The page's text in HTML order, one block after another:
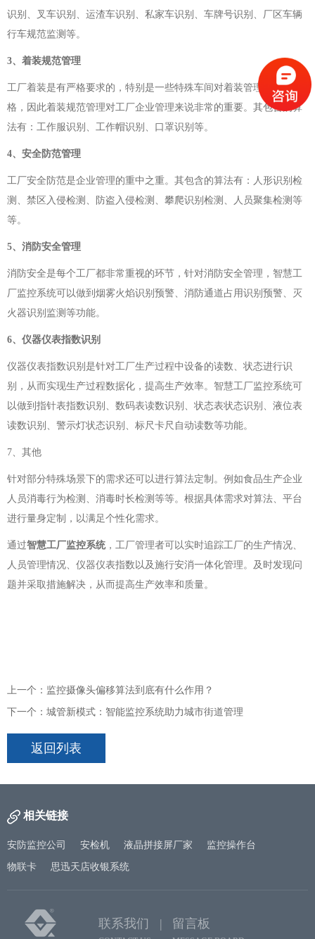
识别、叉车识别、运渣车识别、私家车识别、车牌号识别、厂区车辆
行车规范监测等。
3、着装规范管理
工厂着装是有严格要求的，特别是一些特殊车间对着装管理更加严
格，因此着装规范管理对工厂企业管理来说非常的重要。其包含的算
法有：工作服识别、工作帽识别、口罩识别等。
4、安全防范管理
工厂安全防范是企业管理的重中之重。其包含的算法有：人形识别检
测、禁区入侵检测、防盗入侵检测、攀爬识别检测、人员聚集检测等
等。
5、消防安全管理
消防安全是每个工厂都非常重视的环节，针对消防安全管理，智慧工
厂监控系统可以做到烟雾火焰识别预警、消防通道占用识别预警、灭
火器识别监测等功能。
6、仪器仪表指数识别
仪器仪表指数识别是针对工厂生产过程中设备的读数、状态进行识
别，从而实现生产过程数据化，提高生产效率。智慧工厂监控系统可
以做到指针表指数识别、数码表读数识别、状态表状态识别、液位表
读数识别、警示灯状态识别、标尺卡尺自动读数等功能。
7、其他
针对部分特殊场景下的需求还可以进行算法定制。例如食品生产企业
人员消毒行为检测、消毒时长检测等等。根据具体需求对算法、平台
进行量身定制，以满足个性化需求。
通过智慧工厂监控系统，工厂管理者可以实时追踪工厂的生产情况、
人员管理情况、仪器仪表指数以及施行安消一体化管理。及时发现问
题并采取措施解决，从而提高生产效率和质量。
上一个：监控摄像头偏移算法到底有什么作用？
下一个：城管新模式：智能监控系统助力城市街道管理
返回列表
相关链接
安防监控公司 安检机 液晶拼接屏厂家 监控操作台
物联卡 思迅天店收银系统
联系我们 | 留言板